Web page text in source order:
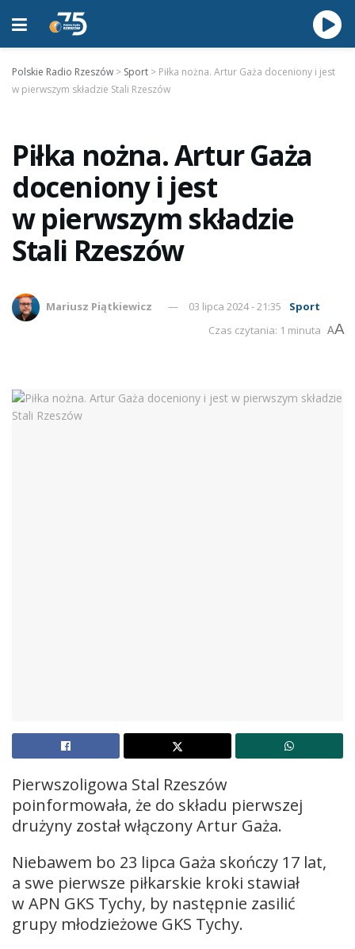
Polskie Radio Rzeszów > Sport > Piłka nożna. Artur Gaża doceniony i jest
w pierwszym składzie Stali Rzeszów
Piłka nożna. Artur Gaża
doceniony i jest
w pierwszym składzie
Stali Rzeszów
Mariusz Piątkiewicz 03 lipca 2024 - 21:35
Sport
Czas czytania: 1 minuta AA
Pierwszoligowa Stal Rzeszów
poinformowała, że do składu pierwszej
drużyny został włączony Artur Gaża.
Niebawem bo 23 lipca Gaża skończy 17 lat,
a swe pierwsze piłkarskie kroki stawiał
w APN GKS Tychy, by następnie zasilić
grupy młodzieżowe GKS Tychy.